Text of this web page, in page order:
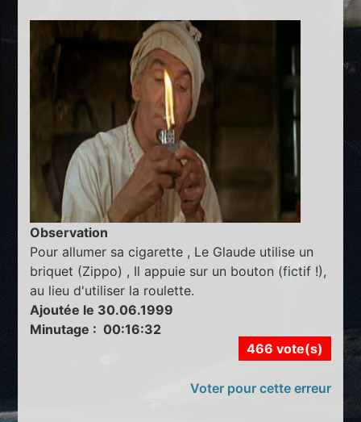
Observation
Pour allumer sa cigarette , Le Glaude utilise un
briquet (Zippo) , Il appuie sur un bouton (fictif !),
au lieu d'utiliser la roulette.
Ajoutée le 30.06.1999
Minutage : 00:16:32
466 vote(s)
Voter pour cette erreur